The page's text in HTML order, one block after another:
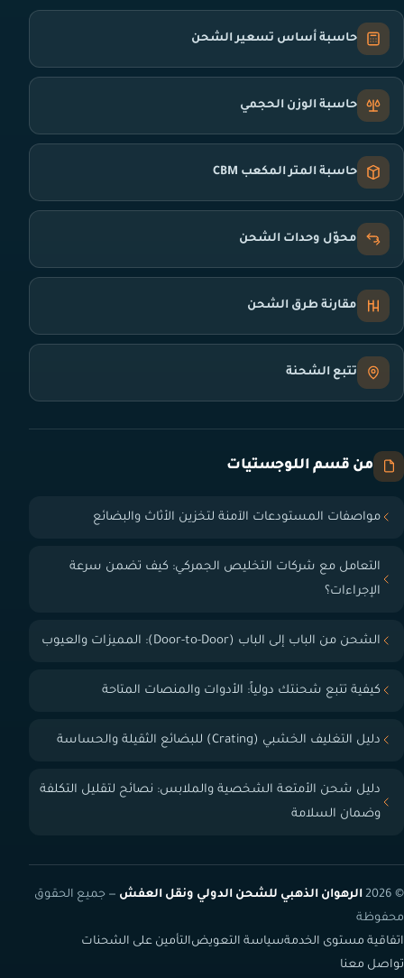
حاسبة أساس تسعير الشحن
حاسبة الوزن الحجمي
حاسبة المتر المكعب CBM
محوّل وحدات الشحن
مقارنة طرق الشحن
تتبع الشحنة
من قسم اللوجستيات
مواصفات المستودعات الآمنة لتخزين الأثاث والبضائع
التعامل مع شركات التخليص الجمركي: كيف تضمن سرعة
الإجراءات؟
الشحن من الباب إلى الباب (Door-to-Door): المميزات والعيوب
كيفية تتبع شحنتك دولياً: الأدوات والمنصات المتاحة
دليل التغليف الخشبي (Crating) للبضائع الثقيلة والحساسة
دليل شحن الأمتعة الشخصية والملابس: نصائح لتقليل التكلفة
وضمان السلامة
© 2026 الرهوان الذهبي للشحن الدولي ونقل العفش — جميع الحقوق
محفوظة
اتفاقية مستوى الخدمةسياسة التعويضالتأمين على الشحنات
تواصل معنا